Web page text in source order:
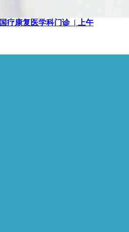
国疗康复医学科门诊 | 上午